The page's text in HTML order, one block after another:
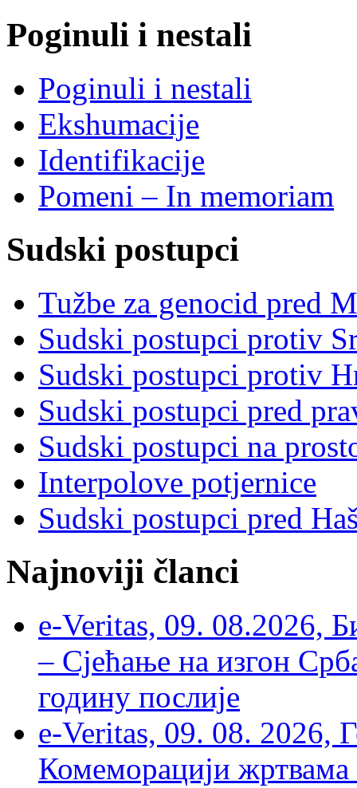
Poginuli i nestali
Poginuli i nestali
Ekshumacije
Identifikacije
Pomeni – In memoriam
Sudski postupci
Tužbe za genocid pred
Sudski postupci protiv
Sudski postupci protiv
Sudski postupci pred
Sudski postupci na
Interpolove potjernice
Sudski postupci pred
Najnoviji članci
e-Veritas, 09. 08.2026,
– Сјећање на изгон
годину послије
e-Veritas, 09. 08. 2026,
Комеморацији жртвама